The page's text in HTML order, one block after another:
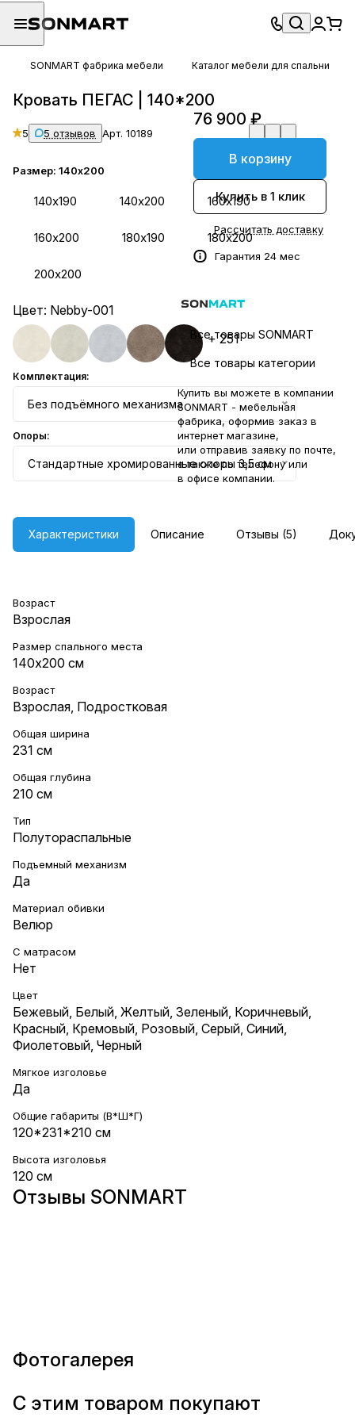
SONMART фабрика мебели Каталог мебели для спальни
Кровать ПЕГАС | 140*200
5 5 отзывов Арт. 10189
Размер: 140х200
140х190 140х200 160х190
160х200 180х190 180х200
200х200
Цвет: Nebby-001
+ 251
Комплектация:
Без подъёмного механизма
Опоры:
Стандартные хромированные опоры 3,5 см
76 900 ₽
В корзину
Купить в 1 клик
Рассчитать доставку
Гарантия 24 мес
Все товары SONMART
Все товары категории
Купить вы можете в компании
SONMART - мебельная
фабрика, оформив заказ в
интернет магазине,
или отправив заявку по почте,
а также по телефону или
в офисе компании.
Характеристики Описание Отзывы (5)
Возраст
Взрослая
Размер спального места
140х200 см
Возраст
Взрослая Подростковая
Общая ширина
231 см
Общая глубина
210 см
Тип
Полутораспальные
Подъемный механизм
Да
Материал обивки
Велюр
С матрасом
Нет
Цвет
Бежевый Белый Желтый Зеленый Коричневый
Красный Кремовый Розовый Серый Синий
Фиолетовый Черный
Мягкое изголовье
Да
Общие габариты (В*Ш*Г)
120*231*210 см
Высота изголовья
120 см
Отзывы SONMART
Фотогалерея
С этим товаром покупают